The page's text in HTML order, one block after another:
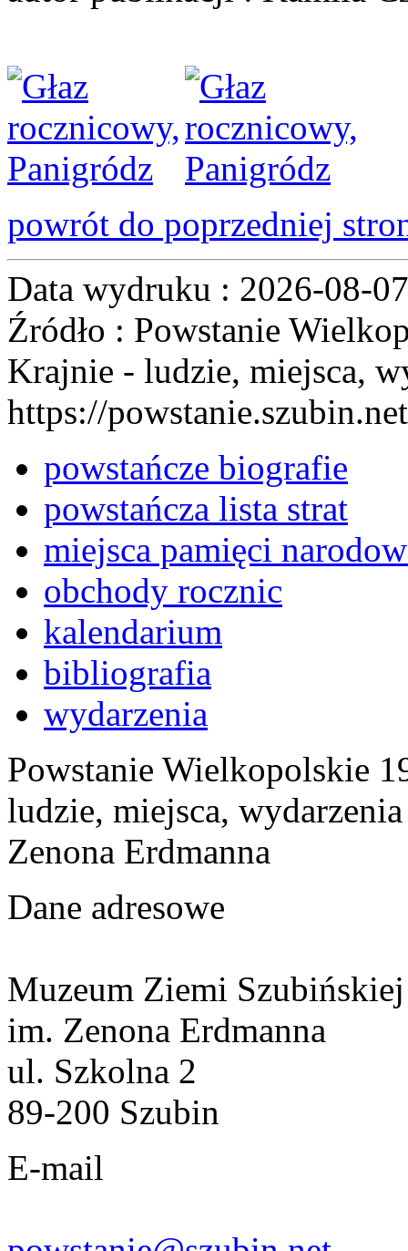
powrót do poprzedniej
Data wydruku : 2026-08-07
Źródło : Powstanie
Krajnie - ludzie, miejsca,
https://powstanie.szubin.net
powstańcze biografie
powstańcza lista strat
miejsca pamięci
obchody rocznic
kalendarium
bibliografia
wydarzenia
Powstanie Wielkopolskie
ludzie, miejsca,
Zenona Erdmanna
Dane adresowe
Muzeum Ziemi Szubińskiej
im. Zenona Erdmanna
ul. Szkolna 2
89-200 Szubin
E-mail